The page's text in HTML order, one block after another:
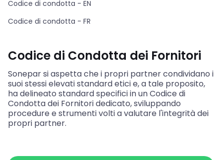
Codice di condotta - EN
Codice di condotta - FR
Codice di Condotta dei Fornitori
Sonepar si aspetta che i propri partner condividano i
suoi stessi elevati standard etici e, a tale proposito,
ha delineato standard specifici in un Codice di
Condotta dei Fornitori dedicato, sviluppando
procedure e strumenti volti a valutare l'integrità dei
propri partner.